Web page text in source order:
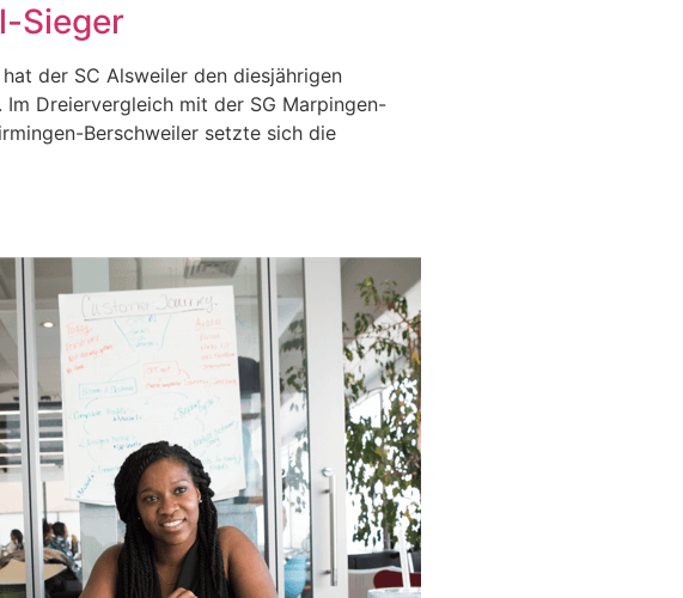
Sieger
der SC Alsweiler den diesjährigen
Im Dreiervergleich mit der SG Marpingen-
Berschweiler setzte sich die